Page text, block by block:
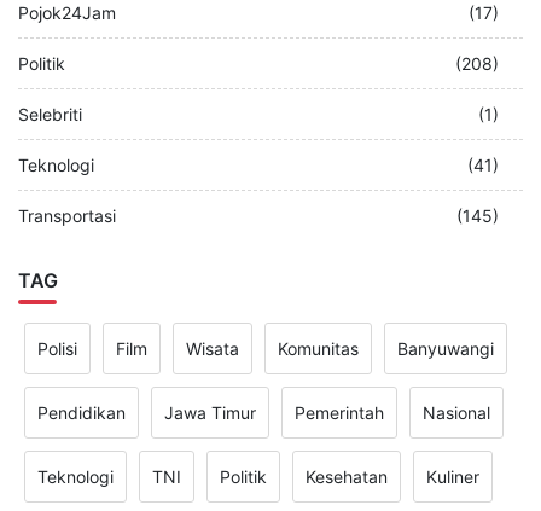
Pojok24Jam (17)
Politik (208)
Selebriti (1)
Teknologi (41)
Transportasi (145)
TAG
Polisi Film Wisata Komunitas Banyuwangi
Pendidikan Jawa Timur Pemerintah Nasional
Teknologi TNI Politik Kesehatan Kuliner